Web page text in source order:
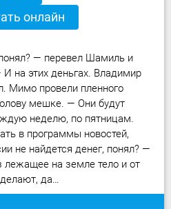
онлайн
— перевел Шамиль и
на этих деньгах. Владимир
Мимо провели пленного
мешке. — Они будут
неделю, по пятницам.
в программы новостей,
не найдется денег, понял? —
лежащее на земле тело и от
да…